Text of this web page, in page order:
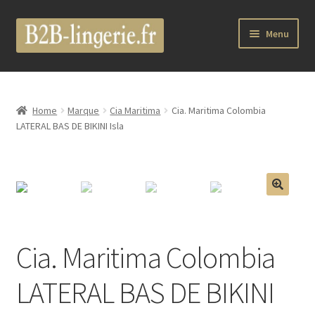
Aller
Aller
au
Menu
B2B Lingerie Site Officiel
Wholesale Registration Page
Boutique
Luxury Lingerie
Femme
Home Marque Cia Maritima
Cia. Maritima Colombia
LATERAL BAS DE BIKINI Isla
Cia. Maritima Colombia
LATERAL BAS DE BIKINI